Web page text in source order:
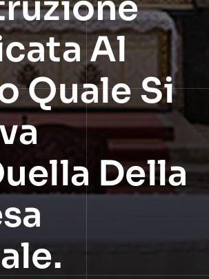
Al
Quale Si
Della